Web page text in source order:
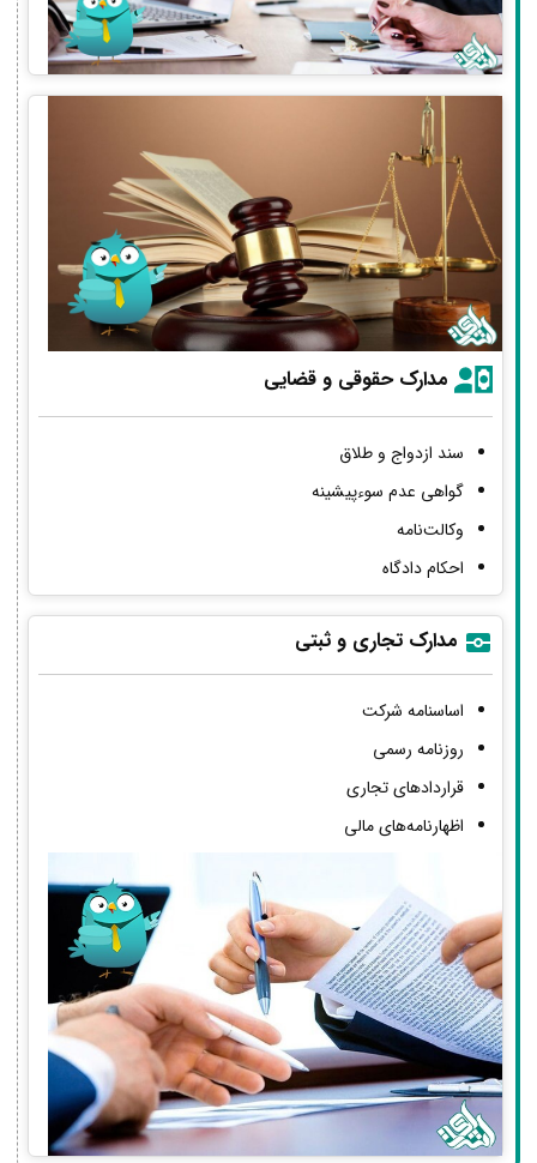
مدارک حقوقی و قضایی
سند ازدواج و طلاق
گواهی عدم سوءپیشینه
وکالت‌نامه
احکام دادگاه
مدارک تجاری و ثبتی
اساسنامه شرکت
روزنامه رسمی
قراردادهای تجاری
اظهارنامه‌های مالی